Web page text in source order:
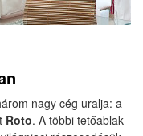
nagy cég uralja: a
Roto. A többi tetőablak